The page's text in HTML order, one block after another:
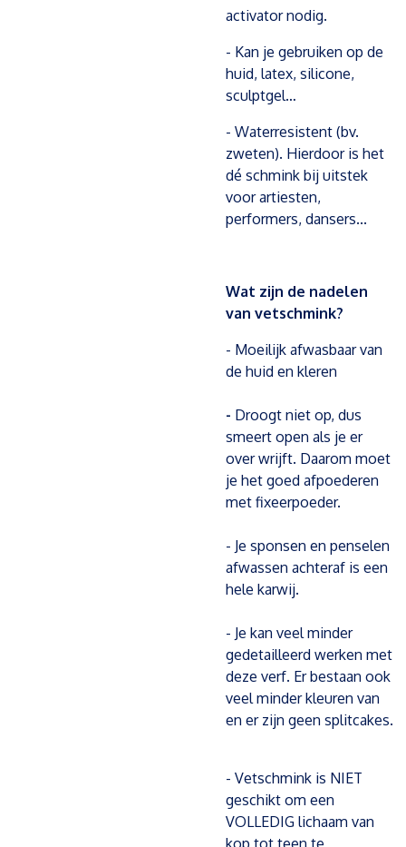
activator nodig.
- Kan je gebruiken op de
huid, latex, silicone,
sculptgel…
- Waterresistent (bv.
zweten). Hierdoor is het
dé schmink bij uitstek
voor artiesten,
performers, dansers...
Wat zijn de nadelen
van vetschmink?
- Moeilijk afwasbaar van
de huid en kleren
- Droogt niet op, dus
smeert open als je er
over wrijft. Daarom moet
je het goed afpoederen
met fixeerpoeder.
- Je sponsen en penselen
afwassen achteraf is een
hele karwij.
- Je kan veel minder
gedetailleerd werken met
deze verf. Er bestaan ook
veel minder kleuren van
en er zijn geen splitcakes.
- Vetschmink is NIET
geschikt om een
VOLLEDIG lichaam van
kop tot teen te